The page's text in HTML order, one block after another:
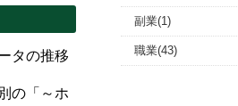
タの推移
の「～ホ
副業(1)
職業(43)